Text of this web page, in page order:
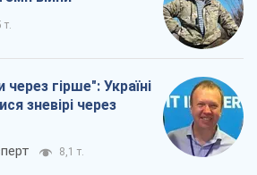
т.
гірше": Україні
зневірі через
8,1 т.